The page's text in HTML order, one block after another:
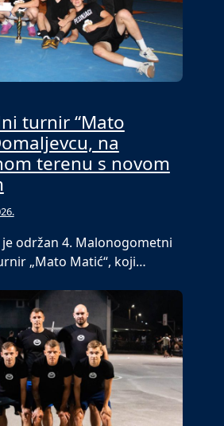
turnir “Mato
na
terenu s novom
održan 4. Malonogometni
„Mato Matić“, koji…